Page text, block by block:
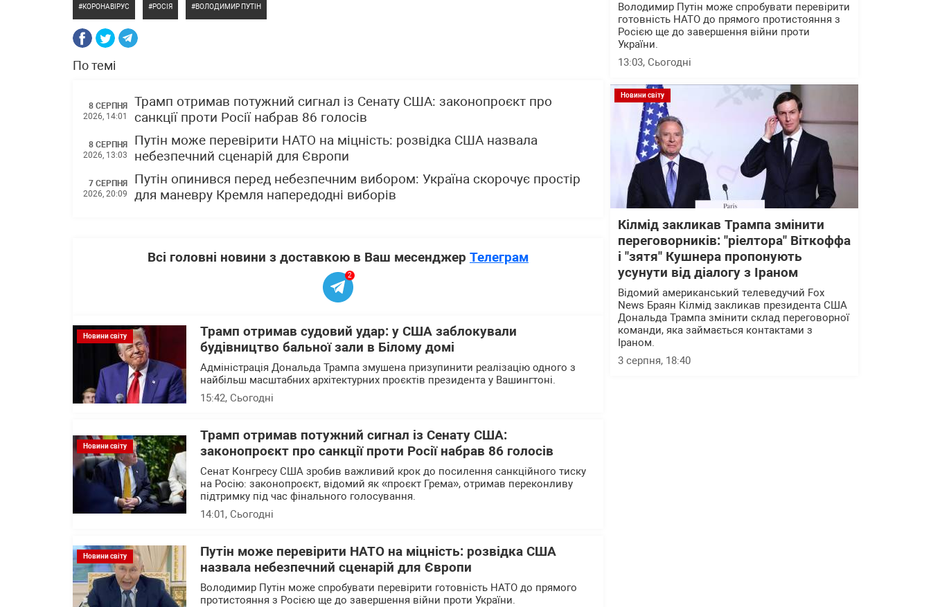
КОРОНАВІРУС РОСІЯ ВОЛОДИМИР ПУТІН
По темі
8 СЕРПНЯ
2026, 14:01
Трамп отримав потужний сигнал із Сенату США: законопроєкт про
санкції проти Росії набрав 86 голосів
8 СЕРПНЯ
2026, 13:03
Путін може перевірити НАТО на міцність: розвідка США назвала
небезпечний сценарій для Європи
7 СЕРПНЯ
2026, 20:09
Путін опинився перед небезпечним вибором: Україна скорочує простір
для маневру Кремля напередодні виборів
Всі головні новини з доставкою в Ваш месенджер Телеграм
2
Новини світу
Трамп отримав судовий удар: у США заблокували
будівництво бальної зали в Білому домі
Адміністрація Дональда Трампа змушена призупинити реалізацію одного з
найбільш масштабних архітектурних проєктів президента у Вашингтоні.
15:42, Сьогодні
Новини світу
Трамп отримав потужний сигнал із Сенату США:
законопроєкт про санкції проти Росії набрав 86 голосів
Сенат Конгресу США зробив важливий крок до посилення санкційного тиску
на Росію: законопроєкт, відомий як «проєкт Грема», отримав переконливу
підтримку під час фінального голосування.
14:01, Сьогодні
Новини світу
Путін може перевірити НАТО на міцність: розвідка США
назвала небезпечний сценарій для Європи
Володимир Путін може спробувати перевірити готовність НАТО до прямого
протистояння з Росією ще до завершення війни проти України.
Володимир Путін може спробувати перевірити
готовність НАТО до прямого протистояння з
Росією ще до завершення війни проти
України.
13:03, Сьогодні
Новини світу
Кілмід закликав Трампа змінити
переговорників: "ріелтора" Віткоффа
і "зятя" Кушнера пропонують
усунути від діалогу з Іраном
Відомий американський телеведучий Fox
News Браян Кілмід закликав президента США
Дональда Трампа змінити склад переговорної
команди, яка займається контактами з
Іраном.
3 серпня, 18:40